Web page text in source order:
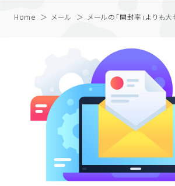
Home メール メールの「開封率」より